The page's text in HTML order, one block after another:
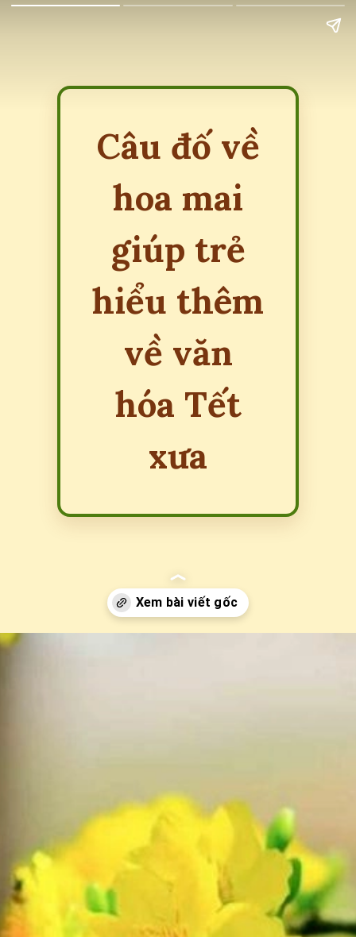
Câu đố về
hoa mai
giúp trẻ
hiểu thêm
về văn
hóa Tết
xưa